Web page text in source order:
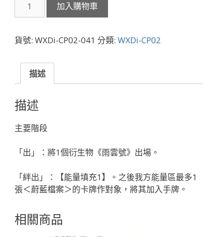
CP02-
奥
ア
ネ
(水
着)
「綠
色
輔
分
身
對
委
加入購物車
貨號: WXDi-CP02-041 分類: WXDi-CP02
描述
描述
主要階段
「出」：將1個衍生物《雨雲號》出場。
「絆出」：【能量填充1】。之後我方能量區最多1
張＜蔚藍檔案＞的卡牌作對象，將其加入手牌。
相關商品